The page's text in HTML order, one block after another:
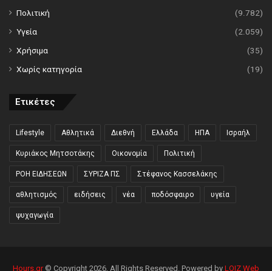
Πολιτική
(9.782)
Υγεία
(2.059)
Χρήσιμα
(35)
Χωρίς κατηγορία
(19)
Ετικέτες
Lifestyle Αθλητικά Διεθνή Ελλάδα ΗΠΑ Ισραήλ
Κυριάκος Μητσοτάκης Οικονομία Πολιτική
ΡΟΗ ΕΙΔΗΣΕΩΝ ΣΥΡΙΖΑ ΠΣ Στέφανος Κασσελάκης
αθλητισμός ειδήσεις νέα ποδόσφαιρο υγεία
ψυχαγωγία
Hours.gr© Copyright 2026, All Rights Reserved. Powered by LOIZ Web